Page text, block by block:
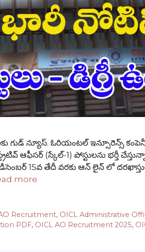
గుడ్ న్యూస్. ఓరియంటల్ ఇన్సూరెన్స్
ఆఫీసర్ (స్కేల్-1) పోస్టులను భర్తీ
15వ తేదీ వరకు ఆన్ లైన్ లో
more
Recruitment, OICL Administrative
PDF, OICL AO Recruitment 2025,